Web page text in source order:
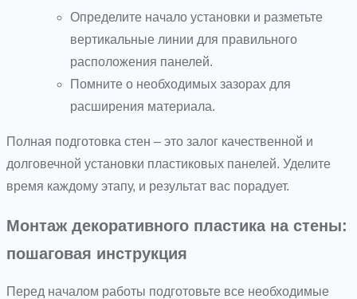
Определите начало установки и разметьте
вертикальные линии для правильного
расположения панелей.
Помните о необходимых зазорах для
расширения материала.
Полная подготовка стен – это залог качественной и
долговечной установки пластиковых панелей. Уделите
время каждому этапу, и результат вас порадует.
Монтаж декоративного пластика на стены:
пошаговая инструкция
Перед началом работы подготовьте все необходимые